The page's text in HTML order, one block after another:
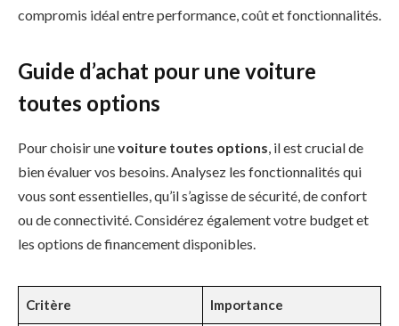
compromis idéal entre performance, coût et fonctionnalités.
Guide d’achat pour une voiture
toutes options
Pour choisir unevoiture toutes options, il est crucial de
bien évaluer vos besoins. Analysez les fonctionnalités qui
vous sont essentielles, qu’il s’agisse de sécurité, de confort
ou de connectivité. Considérez également votre budget et
les options de financement disponibles.
Critère Importance